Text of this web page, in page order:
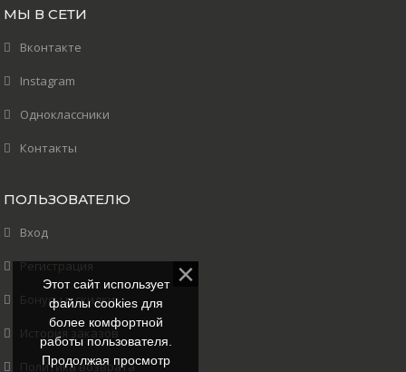
МЫ В СЕТИ
Вконтакте
Instagram
Одноклассники
Контакты
ПОЛЬЗОВАТЕЛЮ
Вход
Регистрация
Бонусы и скидки
История заказов
Политика возврата
Этот сайт использует
файлы cookies для
более комфортной
работы пользователя.
Продолжая просмотр